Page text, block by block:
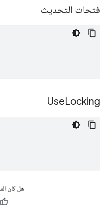
فتحات التحديث
UseLocking
هل كان